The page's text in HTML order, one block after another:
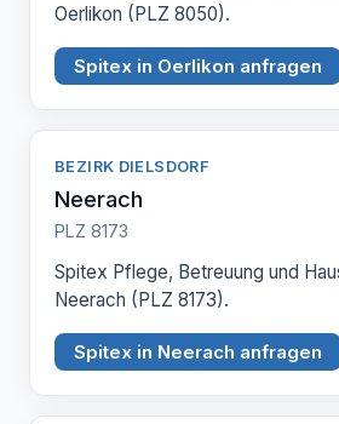
Oerlikon (PLZ 8050).
Spitex in Oerlikon anfragen
BEZIRK DIELSDORF
Neerach
PLZ 8173
Spitex Pflege, Betreuung und
Neerach (PLZ 8173).
Spitex in Neerach anfragen